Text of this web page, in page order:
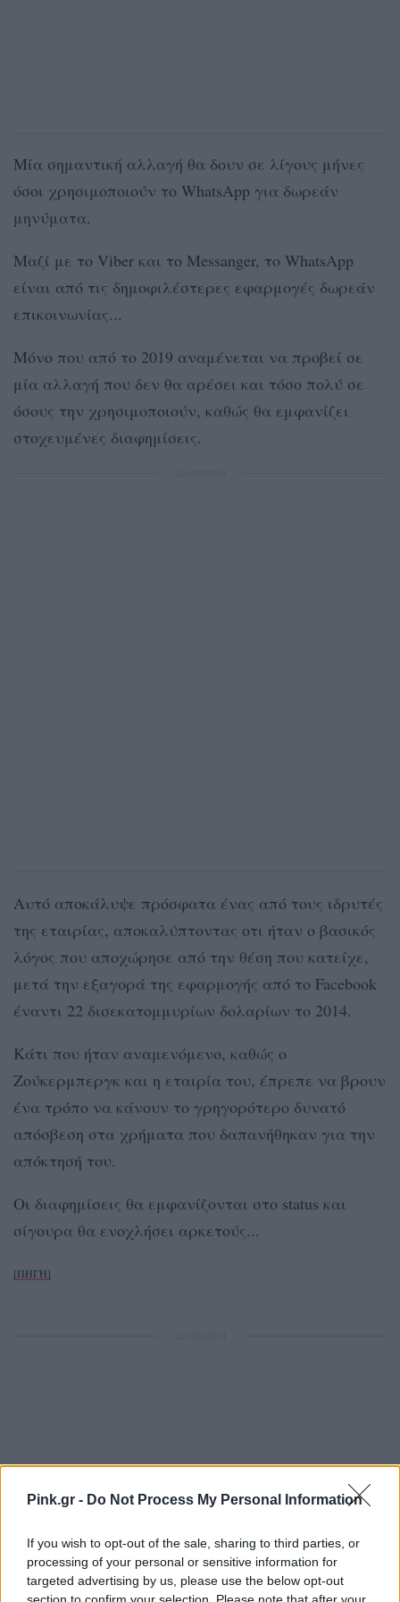
Pink.gr - Do Not Process My Personal Information
If you wish to opt-out of the sale, sharing to third parties, or
processing of your personal or sensitive information for
targeted advertising by us, please use the below opt-out
section to confirm your selection. Please note that after your
Μία σημαντική αλλαγή θα δουν σε λίγους μήνες
όσοι χρησιμοποιούν το WhatsApp για δωρεάν
μηνύματα.
Μαζί με το Viber και το Messanger, το WhatsApp
είναι από τις δημοφιλέστερες εφαρμογές δωρεάν
επικοινωνίας...
Μόνο που από το 2019 αναμένεται να προβεί σε
μία αλλαγή που δεν θα αρέσει και τόσο πολύ σε
όσους την χρησιμοποιούν, καθώς θα εμφανίζει
στοχευμένες διαφημίσεις.
Αυτό αποκάλυψε πρόσφατα ένας από τους ιδρυτές
της εταιρίας, αποκαλύπτοντας οτι ήταν ο βασικός
λόγος που αποχώρησε από την θέση που κατείχε,
μετά την εξαγορά της εφαρμογής από το Facebook
έναντι 22 δισεκατομμυρίων δολαρίων το 2014.
Κάτι που ήταν αναμενόμενο, καθώς ο
Ζούκερμπεργκ και η εταιρία του, έπρεπε να βρουν
ένα τρόπο να κάνουν το γρηγορότερο δυνατό
απόσβεση στα χρήματα που δαπανήθηκαν για την
απόκτησή του.
Οι διαφημίσεις θα εμφανίζονται στο status και
σίγουρα θα ενοχλήσει αρκετούς...
[ΠΗΓΗ]